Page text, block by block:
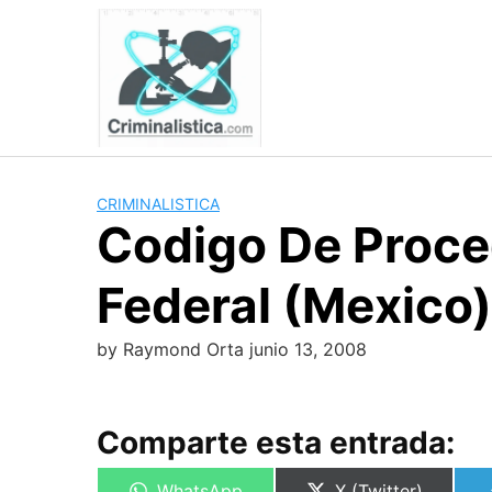
CRIMINALISTICA
Codigo De
Federal (Mexico)
by Raymond Orta junio 13, 2008
Comparte esta entrada: